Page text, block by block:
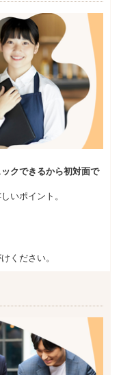
クできるから初対面で
いポイント。
ください。